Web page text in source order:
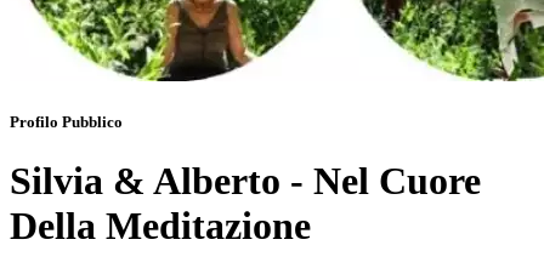
Profilo Pubblico
Silvia & Alberto - Nel Cuore
Della Meditazione